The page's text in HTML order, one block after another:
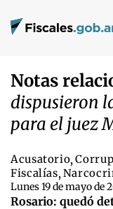
Notas
dispusieron
para el juez
Acusatorio,
Fiscalías,
Lunes 19 de mayo de
Rosario: quedó